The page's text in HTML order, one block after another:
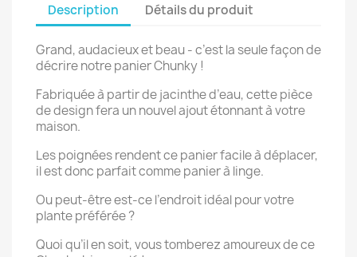
Description Détails du produit
Grand, audacieux et beau - c’est la seule façon de
décrire notre panier Chunky !
Fabriquée à partir de jacinthe d’eau, cette pièce
de design fera un nouvel ajout étonnant à votre
maison.
Les poignées rendent ce panier facile à déplacer,
il est donc parfait comme panier à linge.
Ou peut-être est-ce l’endroit idéal pour votre
plante préférée ?
Quoi qu’il en soit, vous tomberez amoureux de ce